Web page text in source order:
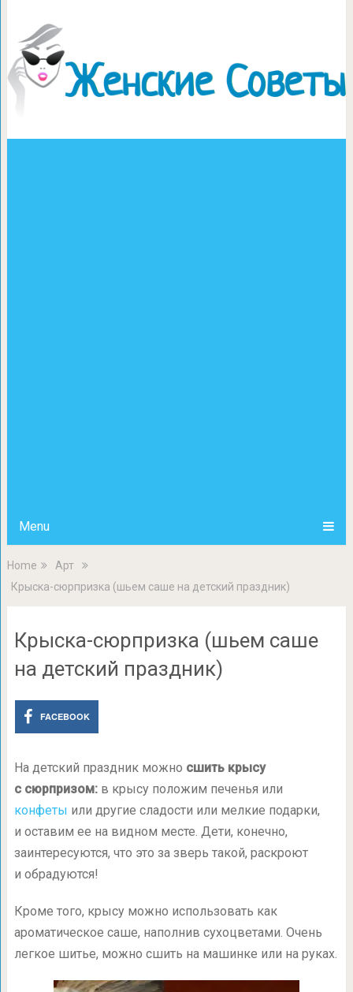
Menu
Home
Арт
Крыска-сюрпризка (шьем саше на детский праздник)
Крыска-сюрпризка (шьем саше
на детский праздник)
FACEBOOK
На детский праздник можно сшить крысу
с сюрпризом:в крысу положим печенья или
конфеты или другие сладости или мелкие подарки,
и оставим ее на видном месте. Дети, конечно,
заинтересуются, что это за зверь такой, раскроют
и обрадуются!
Кроме того, крысу можно использовать как
ароматическое саше, наполнив сухоцветами. Очень
легкое шитье, можно сшить на машинке или на руках.